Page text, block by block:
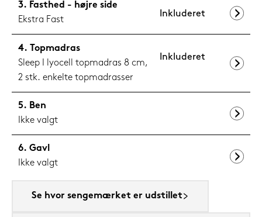
Fasthed - højre side
Ekstra Fast
Inkluderet
Topmadras
Sleep I lyocell topmadras 8 cm,
2 stk. enkelte topmadrasser
Inkluderet
Ben
Ikke valgt
Gavl
Ikke valgt
Se hvor sengemærket er udstillet